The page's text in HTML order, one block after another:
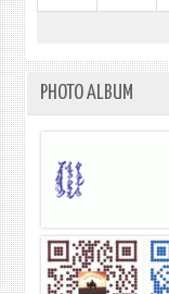
PHOTO ALBUM